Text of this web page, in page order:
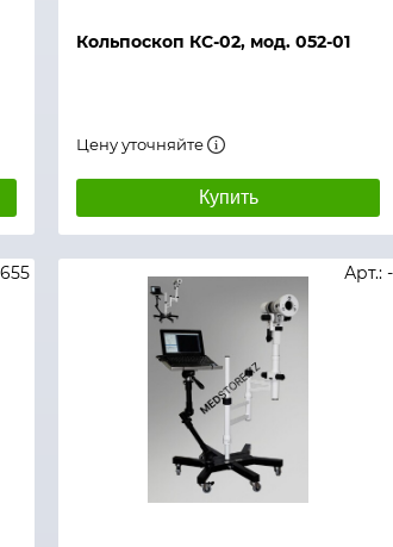
Кольпоскоп КС-02, мод. 052-01
Цену уточняйте
Купить
Арт.: -
Быстрый просмотр